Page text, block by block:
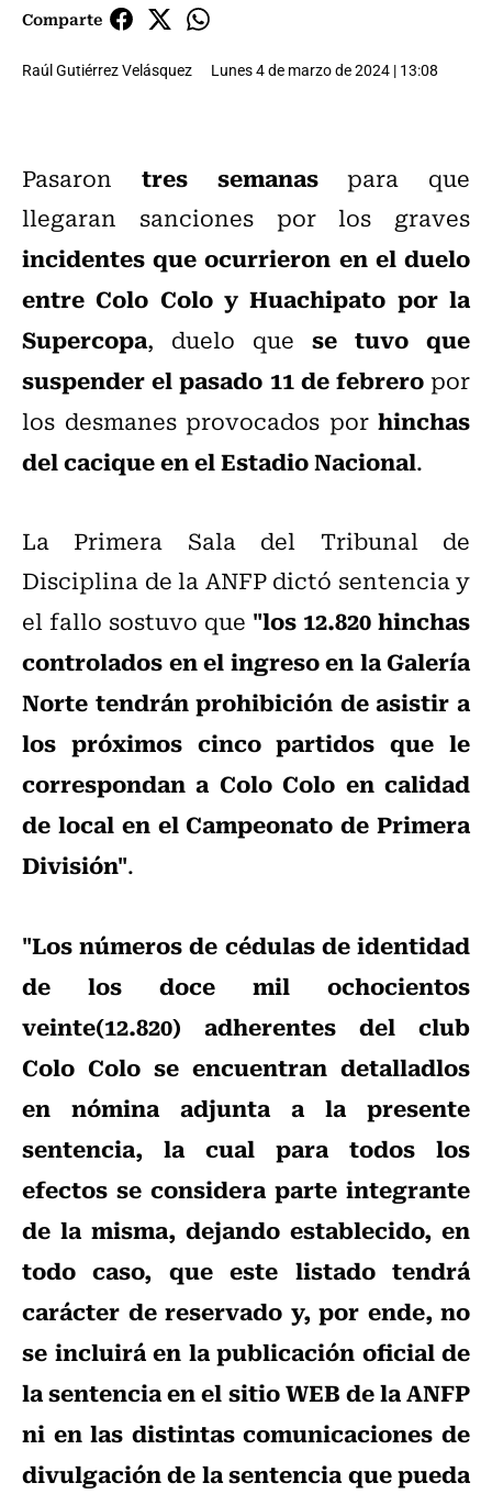
Comparte
Raúl Gutiérrez Velásquez Lunes 4 de marzo de 2024 | 13:08
Pasaron tres semanaspara que
llegaran sanciones por los graves
incidentes que ocurrieron en el duelo
entre Colo Colo y Huachipato por la
Supercopa, duelo que se tuvo que
suspender el pasado 11 de febreropor
los desmanes provocados por hinchas
del cacique en el Estadio Nacional.
La Primera Sala del Tribunal de
Disciplina de la ANFP dictó sentencia y
el fallo sostuvo que "los 12.820 hinchas
controlados en el ingreso en la Galería
Norte tendrán prohibición de asistir a
los próximos cinco partidos que le
correspondan a Colo Colo en calidad
de local en el Campeonato de Primera
División".
"Los números de cédulas de identidad
de los doce mil ochocientos
veinte(12.820) adherentes del club
Colo Colo se encuentran detalladlos
en nómina adjunta a la presente
sentencia, la cual para todos los
efectos se considera parte integrante
de la misma, dejando establecido, en
todo caso, que este listado tendrá
carácter de reservado y, por ende, no
se incluirá en la publicación oficial de
la sentencia en el sitio WEB de la ANFP
ni en las distintas comunicaciones de
divulgación de la sentencia que pueda